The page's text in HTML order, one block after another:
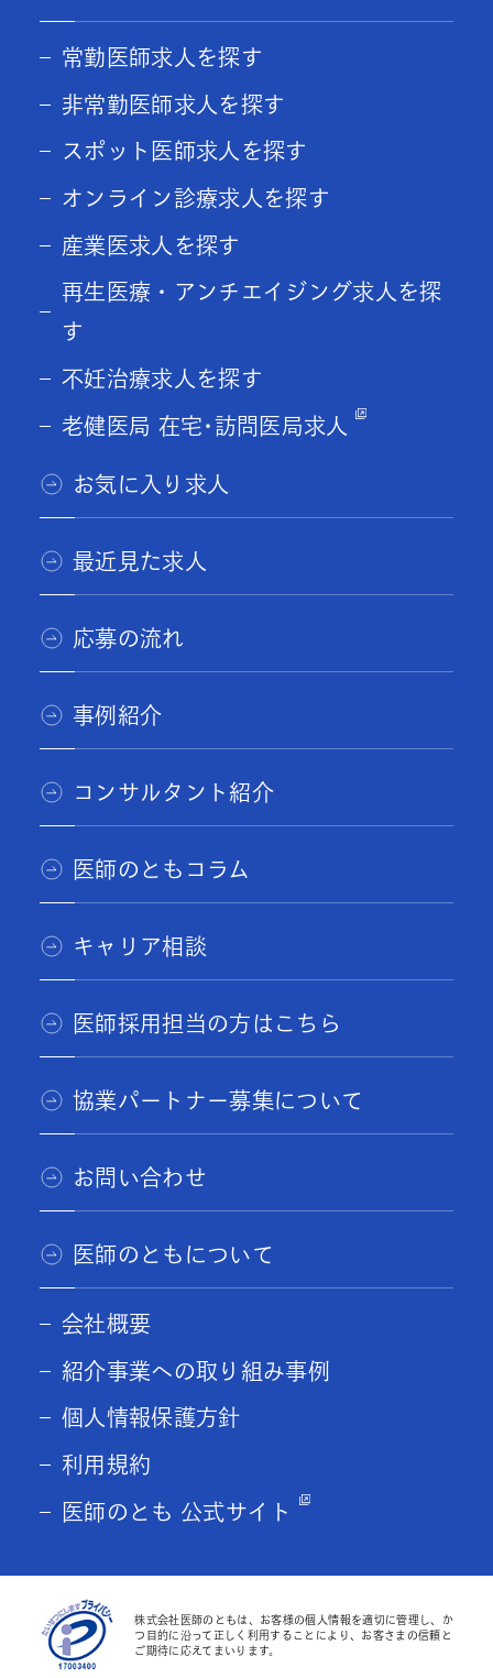
常勤医師求人を探す
非常勤医師求人を探す
スポット医師求人を探す
オンライン診療求人を探す
産業医求人を探す
再生医療・アンチエイジング求人を探
す
不妊治療求人を探す
老健医局 在宅･訪問医局求人
お気に入り求人
最近見た求人
応募の流れ
事例紹介
コンサルタント紹介
医師のともコラム
キャリア相談
医師採用担当の方はこちら
協業パートナー募集について
お問い合わせ
医師のともについて
会社概要
紹介事業への取り組み事例
個人情報保護方針
利用規約
医師のとも 公式サイト
株式会社医師のともは、お客様の個人情報を適切に管理し、か
つ目的に沿って正しく利用することにより、お客さまの信頼と
ご期待に応えてまいります。